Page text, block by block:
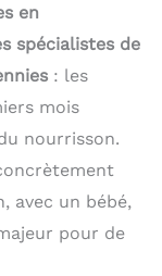
en
spécialistes de
: les
mois
nourrisson.
avec un bébé,
pour de